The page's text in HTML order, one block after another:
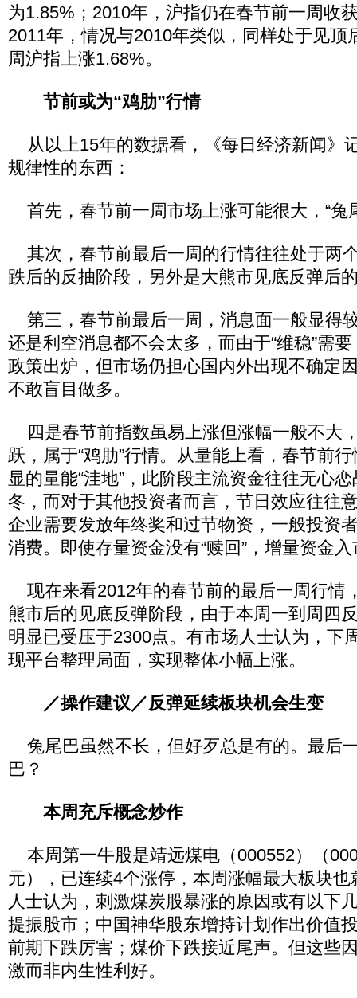
为1.85%；2010年，沪指仍在春节前一周收
2011年，情况与2010年类似，同样处于见顶
周沪指上涨1.68%。
节前或为“鸡肋”行情
从以上15年的数据看，《每日经济新闻》
规律性的东西：
首先，春节前一周市场上涨可能很大，“兔
其次，春节前最后一周的行情往往处于两
跌后的反抽阶段，另外是大熊市见底反弹后
第三，春节前最后一周，消息面一般显得
还是利空消息都不会太多，而由于“维稳”需
政策出炉，但市场仍担心国内外出现不确定
不敢盲目做多。
四是春节前指数虽易上涨但涨幅一般不大
跃，属于“鸡肋”行情。从量能上看，春节前
显的量能“洼地”，此阶段主流资金往往无心
冬，而对于其他投资者而言，节日效应往往
企业需要发放年终奖和过节物资，一般投资
消费。即使存量资金没有“赎回”，增量资金
现在来看2012年的春节前的最后一周行情
熊市后的见底反弹阶段，由于本周一到周四
明显已受压于2300点。有市场人士认为，下
现平台整理局面，实现整体小幅上涨。
／操作建议／反弹延续板块机会生变
兔尾巴虽然不长，但好歹总是有的。最后
巴？
本周充斥概念炒作
本周第一牛股是靖远煤电（000552）（
元），已连续4个涨停，本周涨幅最大板块
人士认为，刺激煤炭股暴涨的原因或有以下
提振股市；中国神华股东增持计划作出价值
前期下跌厉害；煤价下跌接近尾声。但这些
激而非内生性利好。